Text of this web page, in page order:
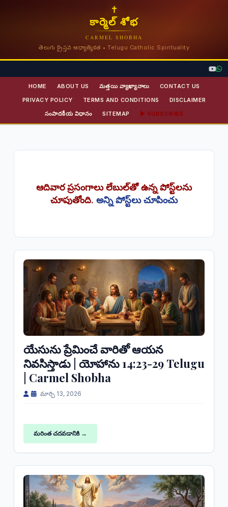
✝
కార్మెల్ శోభ
CARMEL SHOBHA
తెలుగు క్రైస్తవ ఆధ్యాత్మికత • Telugu Catholic Spirituality
HOME ABOUT US మత్తయి వ్యాఖ్యానాలు
CONTACT US
PRIVACY POLICY
TERMS AND CONDITIONS
DISCLAIMER
సంపాదకీయ విధానం
SITEMAP ▶ SUBSCRIBE
ఆదివార ప్రసంగాలులేబుల్‌తో ఉన్న పోస్ట్‌లను
చూపుతోంది. అన్ని పోస్ట్‌లు చూపించు
యేసును ప్రేమించే వారితో ఆయన
నివసిస్తాడు | యోహాను 14:23-29 Telugu
| Carmel Shobha
మార్చి 13, 2026
మరింత చదవడానికి →